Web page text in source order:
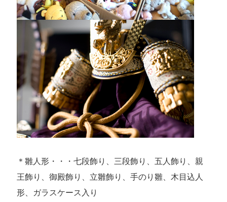
＊雛人形・・・七段飾り、三段飾り、五人飾り、親
王飾り、御殿飾り、立雛飾り、手のり雛、木目込人
形、ガラスケース入り